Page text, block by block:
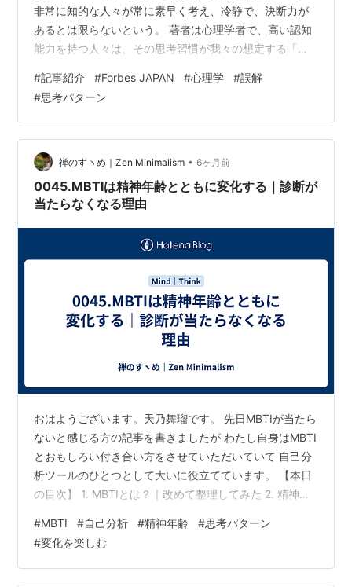
非常に知的な人々が常に素早く考え、冷静で、決断力が
あるとは限らないという。 著者は心理学者で、高い認知
能力を持つ人々は、その思考習慣が我々の想定する「知
ことに気づいたらしい。 まず、賢い人は会話を頭の中で
何度も再生し、将来のシナリオを思い描くといい、会話
を頭の中で繰り返し再生したり、将来起こり得るさまざ
まな会話を常に思い描いたりすることは、不安や反芻思
考の症状だと考えられることが多いが、高度な「メンタ
ルシミュレーション」機能の表れである…
#記事紹介 #Forbes JAPAN #心理学 #誤解
#思考パターン
禅のすヽめ｜Zen Minimalism • 6ヶ月前
0045.MBTIは精神年齢とともに変化する｜診断が
当たらなくなる理由
おはようございます。天乃舞瑠です。 先日MBTIが当たら
ないと感じる方の記事を書きましたが わたし自身はMBTI
とおもしろい付き合い方をさせていただいていて 自己分
析ツールのひとつとして大いに役立てています。 【本日
の目次】 1. MBTIとは？｜改めて整理してみた 2. 精神年
めの「自己観察習慣」 4. まとめ｜成長した人ほどMBTI
に依存しなくなる こちらを書き綴っていきます。 ーーー
ーーーーーーーーーーーーーーーー MBTIとは？改めて整
#MBTI #自己分析 #精神年齢 #思考パターン
#変化を楽しむ